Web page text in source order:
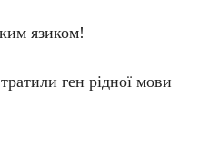
язиком!
ген рідної мови